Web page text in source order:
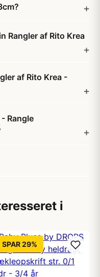
Rangler af Rito Krea
af Rito Krea -
Rangle
i
SPAR 29%